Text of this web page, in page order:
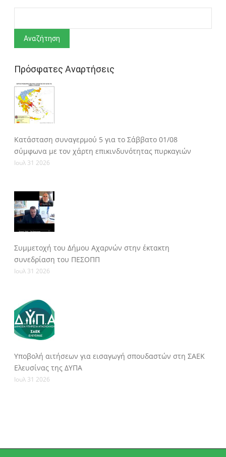
Πρόσφατες Αναρτήσεις
Κατάσταση συναγερμού 5 για το Σάββατο 01/08
σύμφωνα με τον χάρτη επικινδυνότητας πυρκαγιών
Ιουλ 31 2026
Συμμετοχή του Δήμου Αχαρνών στην έκτακτη
συνεδρίαση του ΠΕΣΟΠΠ
Ιουλ 31 2026
Υποβολή αιτήσεων για εισαγωγή σπουδαστών στη ΣΑΕΚ
Ελευσίνας της ΔΥΠΑ
Ιουλ 31 2026